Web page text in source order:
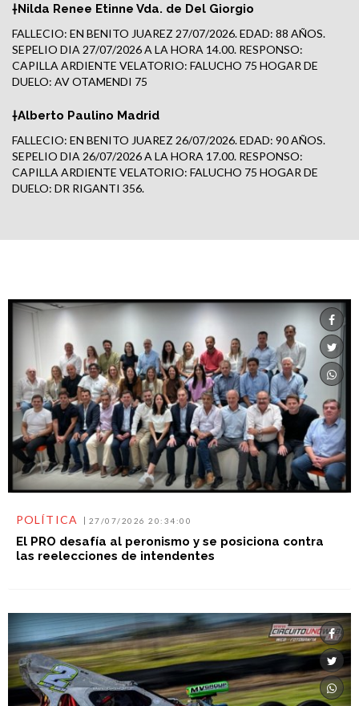
†Nilda Renee Etinne Vda. de Del Giorgio
FALLECIO: EN BENITO JUAREZ 27/07/2026. EDAD: 88 AÑOS.
SEPELIO DIA 27/07/2026 A LA HORA 14.00. RESPONSO:
CAPILLA ARDIENTE VELATORIO: FALUCHO 75 HOGAR DE
DUELO: AV OTAMENDI 75
†Alberto Paulino Madrid
FALLECIO: EN BENITO JUAREZ 26/07/2026. EDAD: 90 AÑOS.
SEPELIO DIA 26/07/2026 A LA HORA 17.00. RESPONSO:
CAPILLA ARDIENTE VELATORIO: FALUCHO 75 HOGAR DE
DUELO: DR RIGANTI 356.
POLÍTICA 27/07/2026 20:34:00
El PRO desafía al peronismo y se posiciona contra
las reelecciones de intendentes